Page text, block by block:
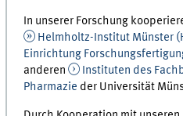
In unserer Forschung
Helmholtz-Institut Münster
Einrichtung
anderen
Instituten des
Pharmazie der Universität